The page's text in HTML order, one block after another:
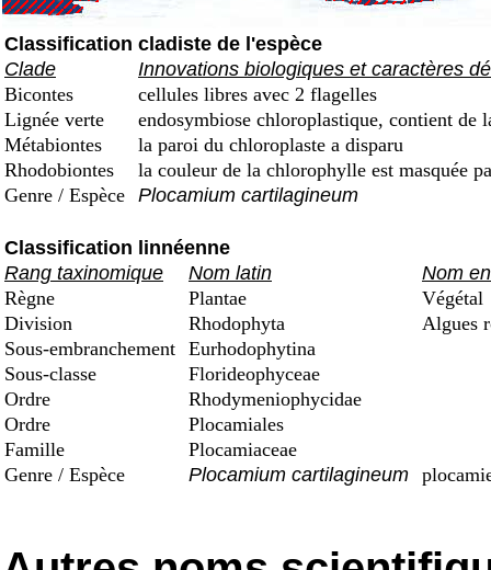
Classification cladiste de l'espèce
Clade
Innovations biologiques et caractères
Bicontes
cellules libres avec 2 flagelles
Lignée verte
endosymbiose chloroplastique, contient de
Métabiontes
la paroi du chloroplaste a disparu
Rhodobiontes
la couleur de la chlorophylle est masquée
Genre / Espèce Plocamium cartilagineum
Classification linnéenne
Rang taxinomique
Nom latin
Nom
Règne
Plantae
Végétal
Division
Rhodophyta
Algues
Sous-embranchement Eurhodophytina
Sous-classe
Florideophyceae
Ordre
Rhodymeniophycidae
Ordre
Plocamiales
Famille
Plocamiaceae
Genre / Espèce
Plocamium cartilagineum